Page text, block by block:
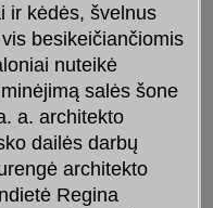
ir kėdės, švelnus
besikeičiančiomis
nuteikė
salės šone
a. architekto
dailės darbų
architekto
Regina